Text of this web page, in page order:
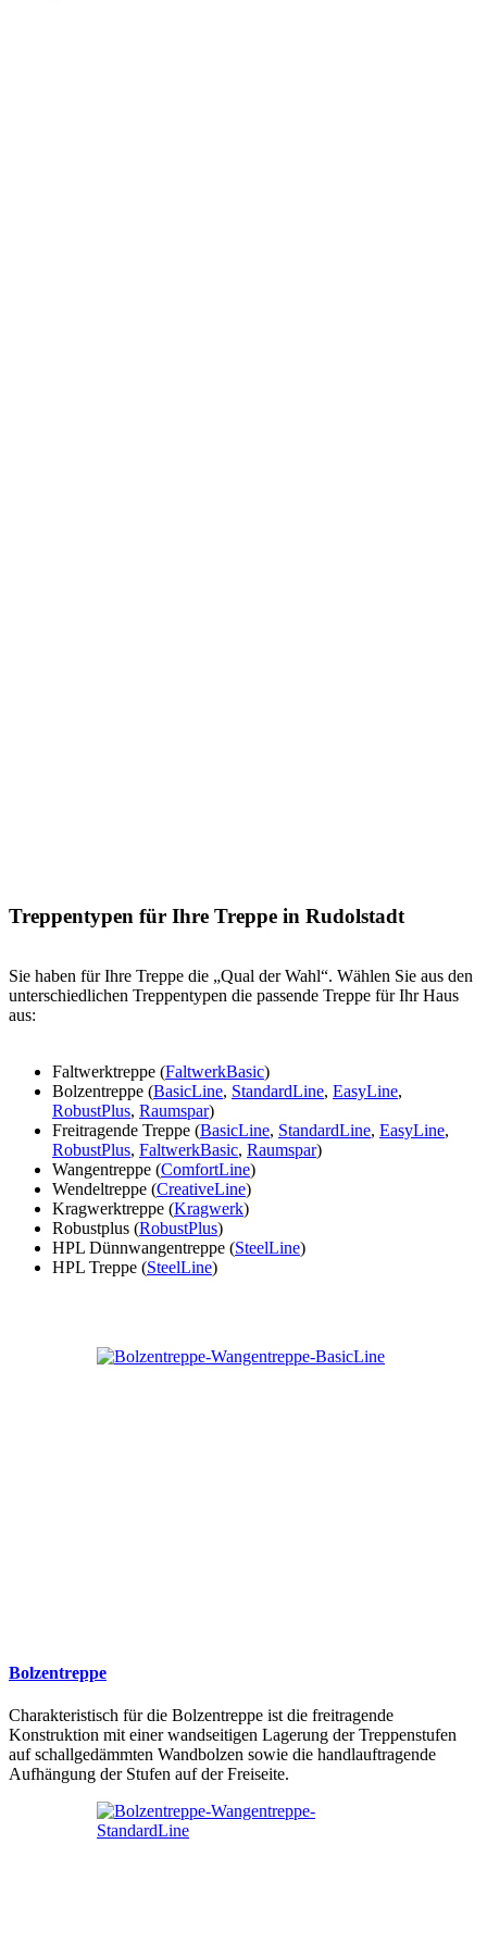
Treppentypen für Ihre Treppe in Rudolstadt
Sie haben für Ihre Treppe die „Qual der Wahl“. Wählen Sie aus den
unterschiedlichen Treppentypen die passende Treppe für Ihr Haus
aus:
Faltwerktreppe (FaltwerkBasic)
Bolzentreppe (BasicLine, StandardLine, EasyLine,
RobustPlus, Raumspar)
Freitragende Treppe (BasicLine, StandardLine, EasyLine,
RobustPlus, FaltwerkBasic, Raumspar)
Wangentreppe (ComfortLine)
Wendeltreppe (CreativeLine)
Kragwerktreppe (Kragwerk)
Robustplus (RobustPlus)
HPL Dünnwangentreppe (SteelLine)
HPL Treppe (SteelLine)
Bolzentreppe
Charakteristisch für die Bolzentreppe ist die freitragende
Konstruktion mit einer wandseitigen Lagerung der Treppenstufen
auf schallgedämmten Wandbolzen sowie die handlauftragende
Aufhängung der Stufen auf der Freiseite.